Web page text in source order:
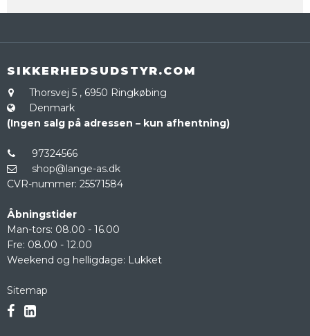
SIKKERHEDSUDSTYR.COM
Thorsvej 5 , 6950 Ringkøbing
Denmark
(Ingen salg på adressen – kun afhentning)
97324566
shop@lange-as.dk
CVR-nummer: 25571584
Åbningstider
Man-tors: 08.00 - 16.00
Fre: 08.00 - 12.00
Weekend og helligdage: Lukket
Sitemap